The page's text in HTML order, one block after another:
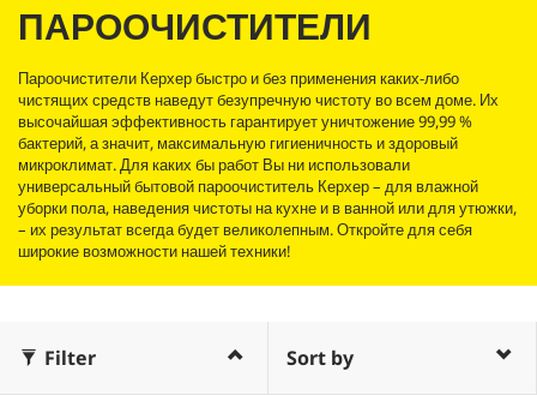
ПАРООЧИСТИТЕЛИ
Пароочистители Керхер быстро и без применения каких-либо
чистящих средств наведут безупречную чистоту во всем доме. Их
высочайшая эффективность гарантирует уничтожение 99,99 %
бактерий, а значит, максимальную гигиеничность и здоровый
микроклимат. Для каких бы работ Вы ни использовали
универсальный бытовой пароочиститель Керхер – для влажной
уборки пола, наведения чистоты на кухне и в ванной или для утюжки,
– их результат всегда будет великолепным. Откройте для себя
широкие возможности нашей техники!
Filter Sort by